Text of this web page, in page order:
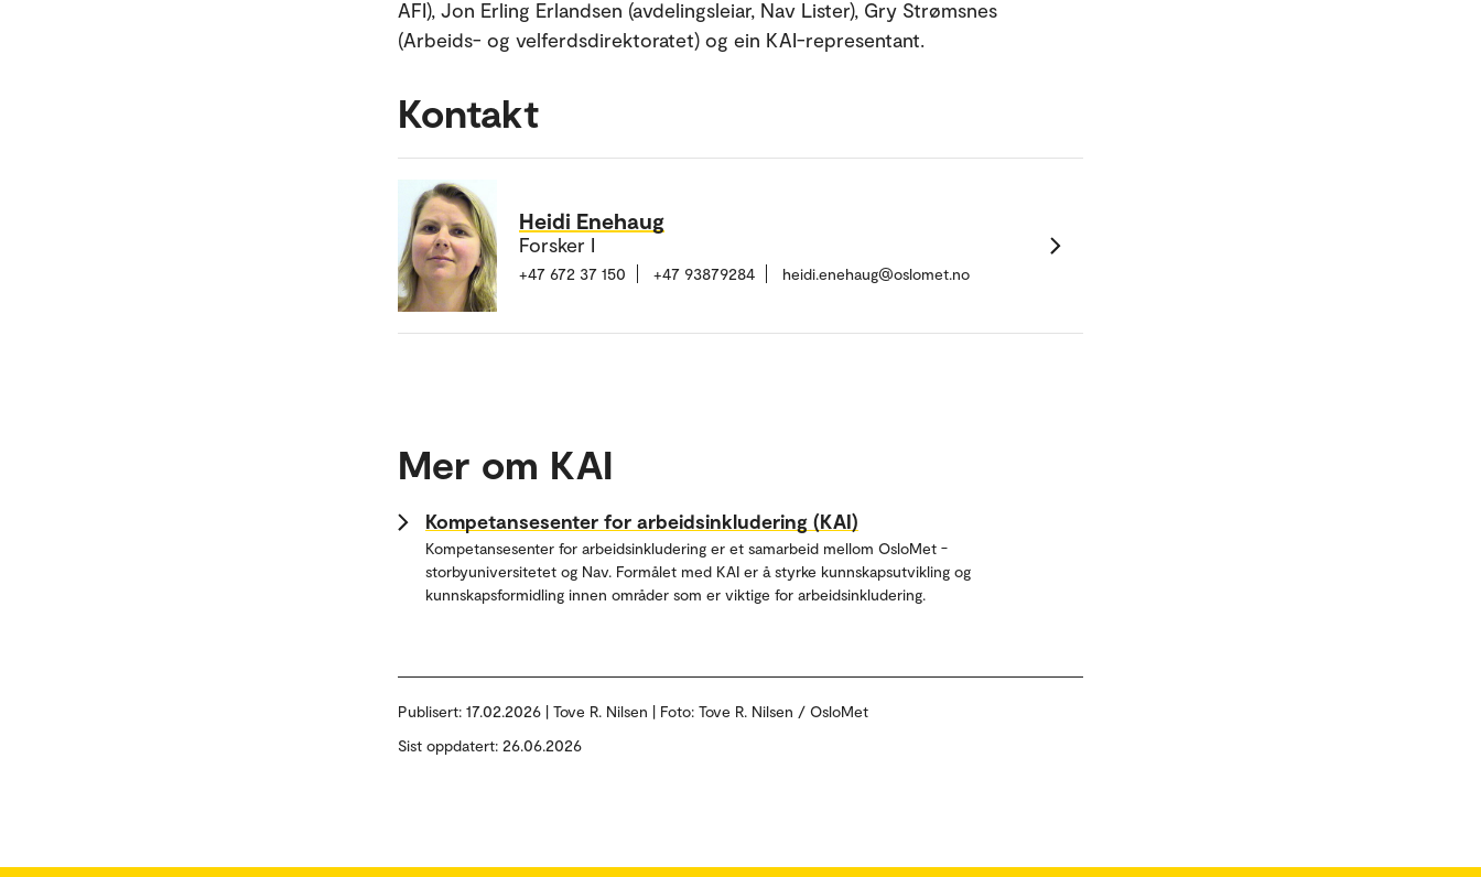
AFI), Jon Erling Erlandsen (avdelingsleiar, Nav Lister), Gry Strømsnes
(Arbeids- og velferdsdirektoratet) og ein KAI-representant.
Kontakt
Heidi Enehaug
Forsker I
+47 672 37 150 +47 93879284 heidi.enehaug@oslomet.no
Mer om KAI
Kompetansesenter for arbeidsinkludering (KAI)
Kompetansesenter for arbeidsinkludering er et samarbeid mellom OsloMet -
storbyuniversitetet og Nav. Formålet med KAI er å styrke kunnskapsutvikling og
kunnskapsformidling innen områder som er viktige for arbeidsinkludering.
Publisert: 17.02.2026 | Tove R. Nilsen | Foto: Tove R. Nilsen / OsloMet
Sist oppdatert: 26.06.2026